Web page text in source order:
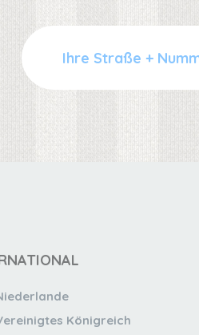
Königreich